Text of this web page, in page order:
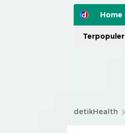
Home
Terpopuler
detikHealth